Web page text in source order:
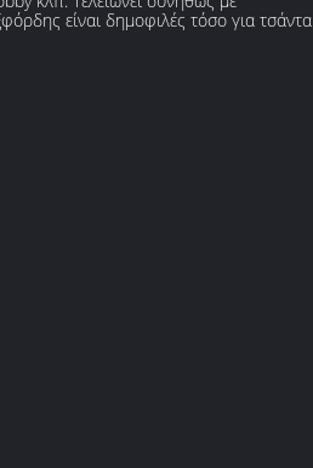
είναι δημοφιλές τόσο για τσάντα